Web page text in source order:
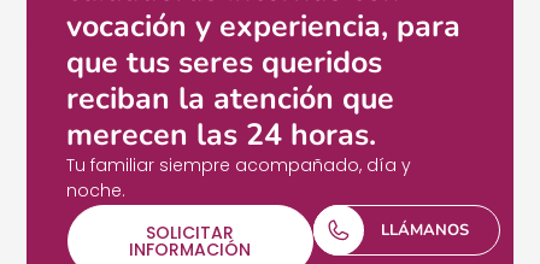
vocación y experiencia, para
que tus seres queridos
reciban la atención que
merecen las 24 horas.
Tu familiar siempre acompañado, día y
noche.
SOLICITAR
INFORMACIÓN
LLÁMANOS